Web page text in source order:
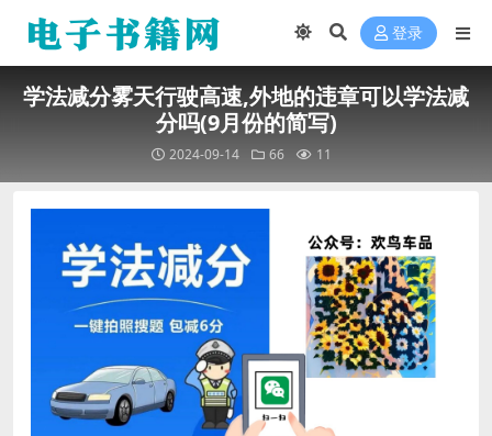
登录
学法减分雾天行驶高速,外地的违章可以学法减
分吗(9月份的简写)
2024-09-14 66 11